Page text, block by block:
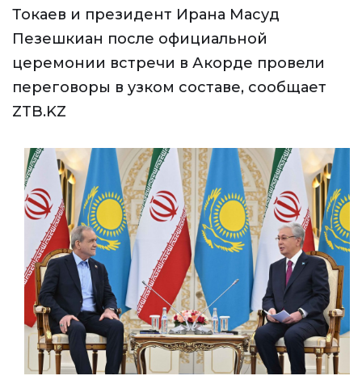
Токаев и президент Ирана Масуд
Пезешкиан после официальной
церемонии встречи в Акорде провели
переговоры в узком составе, сообщает
ZTB.KZ